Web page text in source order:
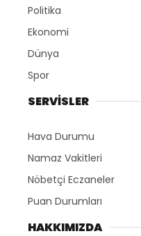
Politika
Ekonomi
Dünya
Spor
SERVİSLER
Hava Durumu
Namaz Vakitleri
Nöbetçi Eczaneler
Puan Durumları
HAKKIMIZDA